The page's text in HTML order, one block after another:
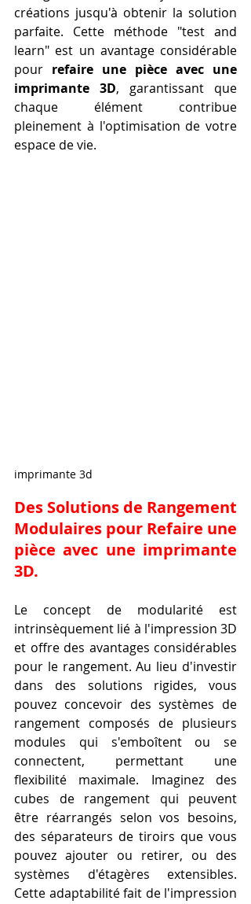
créations jusqu'à obtenir la solution
parfaite. Cette méthode "test and
learn" est un avantage considérable
pour refaire une pièce avec une
imprimante 3D, garantissant que
chaque élément contribue
pleinement à l'optimisation de votre
espace de vie.
imprimante 3d
Des Solutions de Rangement
Modulaires pour Refaire une
pièce avec une imprimante
3D.
Le concept de modularité est
intrinsèquement lié à l'impression 3D
et offre des avantages considérables
pour le rangement. Au lieu d'investir
dans des solutions rigides, vous
pouvez concevoir des systèmes de
rangement composés de plusieurs
modules qui s'emboîtent ou se
connectent, permettant une
flexibilité maximale. Imaginez des
cubes de rangement qui peuvent
être réarrangés selon vos besoins,
des séparateurs de tiroirs que vous
pouvez ajouter ou retirer, ou des
systèmes d'étagères extensibles.
Cette adaptabilité fait de l'impression